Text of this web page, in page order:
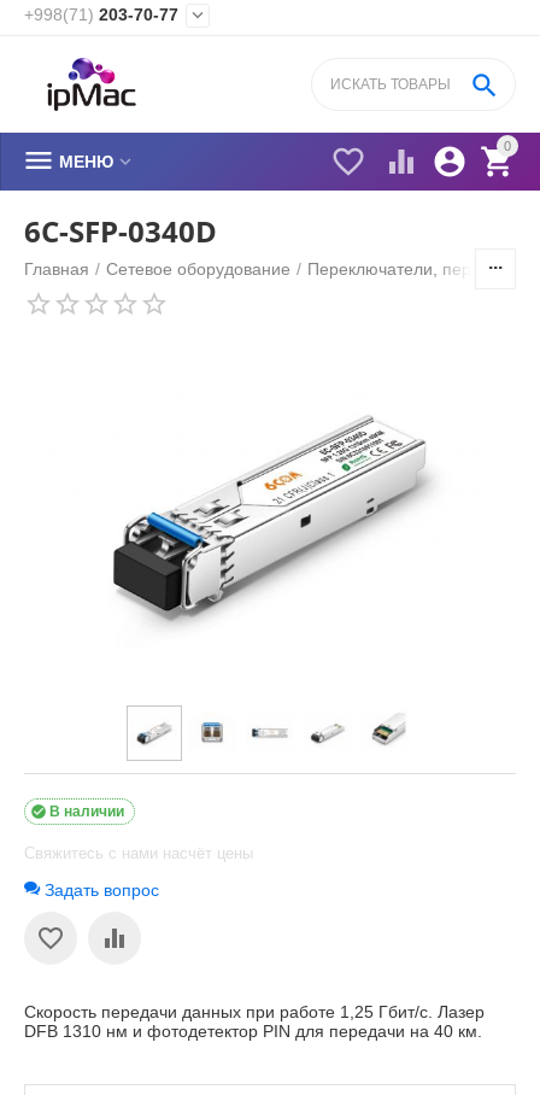
+998(71) 203-70-77 
0


 

 МЕНЮ 
6C-SFP-0340D
Главная / Сетевое оборудование / Переключатели,
В наличии

Свяжитесь с нами насчёт цены
Задать вопрос
Скорость передачи данных при работе 1,25 Гбит/с. Лазер
DFB 1310 нм и фотодетектор PIN для передачи на 40 км.